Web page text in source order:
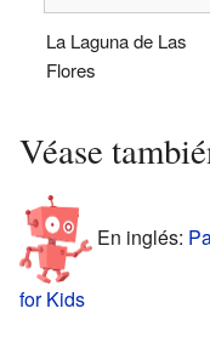
La Laguna de Las
Flores
Véase
En inglés:
for Kids